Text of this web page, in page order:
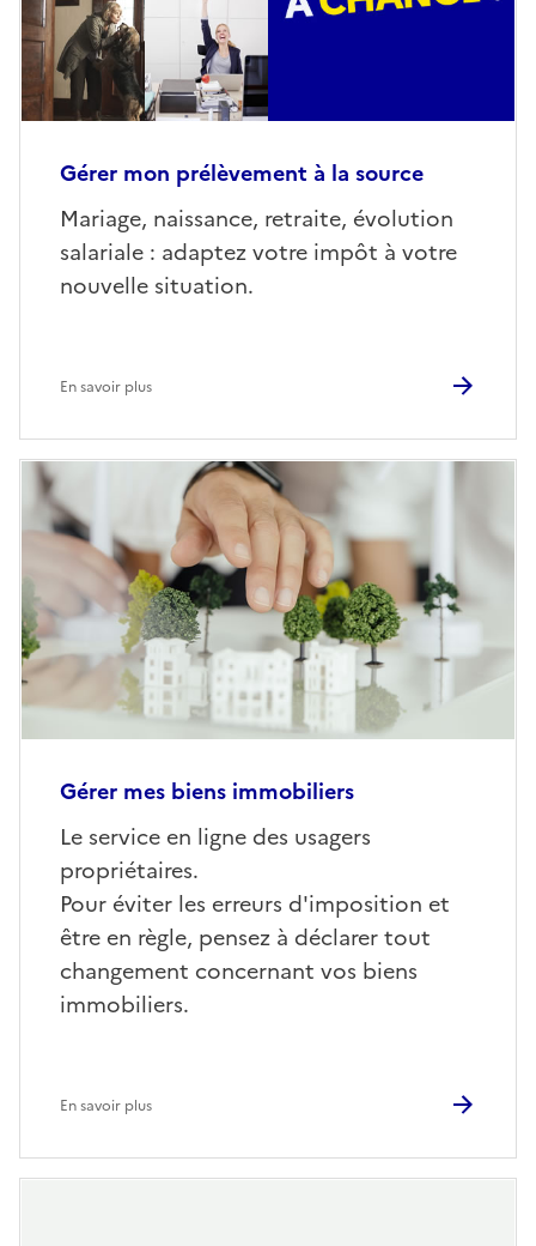
Gérer mon prélèvement à la source
Mariage, naissance, retraite, évolution
salariale : adaptez votre impôt à votre
nouvelle situation.
En savoir plus
Gérer mes biens immobiliers
Le service en ligne des usagers
propriétaires.
Pour éviter les erreurs d'imposition et
être en règle, pensez à déclarer tout
changement concernant vos biens
immobiliers.
En savoir plus